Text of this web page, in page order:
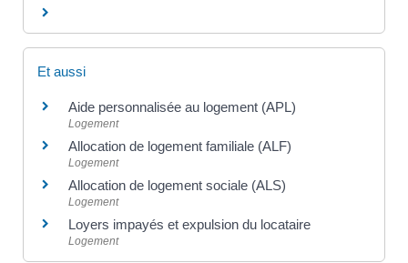
Et aussi
Aide personnalisée au logement (APL)
Logement
Allocation de logement familiale (ALF)
Logement
Allocation de logement sociale (ALS)
Logement
Loyers impayés et expulsion du locataire
Logement